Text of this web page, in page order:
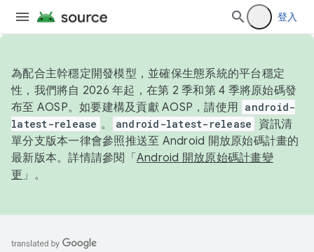
登入
為配合主幹穩定開發模型，並確保生態系統的平台穩定
性，我們將自 2026 年起，在第 2 季和第 4 季將原始碼發
布至 AOSP。如要建構及貢獻 AOSP，請使用 android-
latest-release 。 android-latest-release
資訊清
單分支版本一律會參照推送至 Android 開放原始碼計畫的
最新版本。詳情請參閱「 Android 開放原始碼計畫變
更 」。